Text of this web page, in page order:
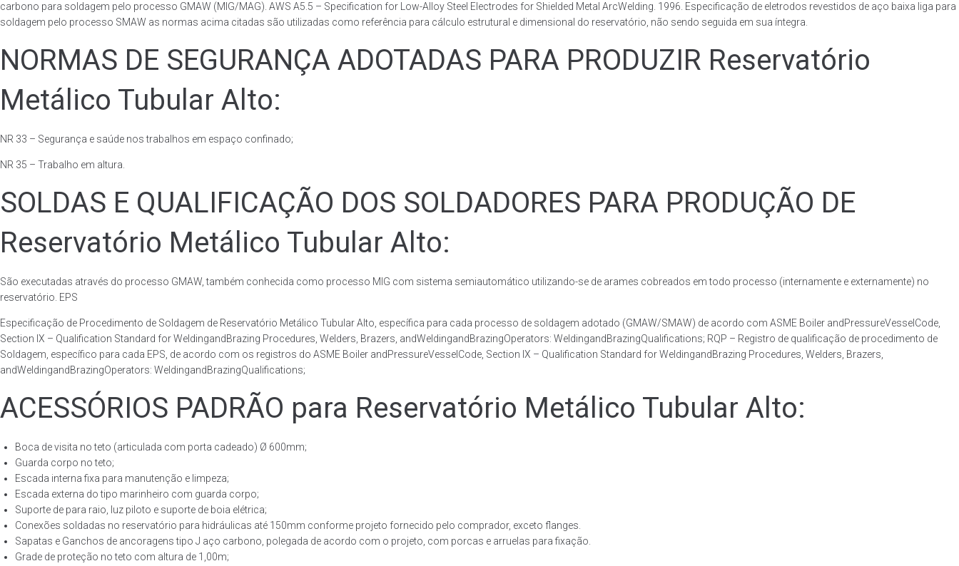
carbono para soldagem pelo processo GMAW (MIG/MAG). AWS A5.5 – Specification for Low-Alloy Steel Electrodes for Shielded Metal ArcWelding. 1996. Especificação de eletrodos revestidos de aço baixa liga para
soldagem pelo processo SMAW as normas acima citadas são utilizadas como referência para cálculo estrutural e dimensional do reservatório, não sendo seguida em sua íntegra.
NORMAS DE SEGURANÇA ADOTADAS PARA PRODUZIR Reservatório
Metálico Tubular Alto:
NR 33 – Segurança e saúde nos trabalhos em espaço confinado;
NR 35 – Trabalho em altura.
SOLDAS E QUALIFICAÇÃO DOS SOLDADORES PARA PRODUÇÃO DE
Reservatório Metálico Tubular Alto:
São executadas através do processo GMAW, também conhecida como processo MIG com sistema semiautomático utilizando-se de arames cobreados em todo processo (internamente e externamente) no
reservatório. EPS
Especificação de Procedimento de Soldagem de Reservatório Metálico Tubular Alto, específica para cada processo de soldagem adotado (GMAW/SMAW) de acordo com ASME Boiler andPressureVesselCode,
Section IX – Qualification Standard for WeldingandBrazing Procedures, Welders, Brazers, andWeldingandBrazingOperators: WeldingandBrazingQualifications; RQP – Registro de qualificação de procedimento de
Soldagem, específico para cada EPS, de acordo com os registros do ASME Boiler andPressureVesselCode, Section IX – Qualification Standard for WeldingandBrazing Procedures, Welders, Brazers,
andWeldingandBrazingOperators: WeldingandBrazingQualifications;
ACESSÓRIOS PADRÃO para Reservatório Metálico Tubular Alto:
Boca de visita no teto (articulada com porta cadeado) Ø 600mm;
Guarda corpo no teto;
Escada interna fixa para manutenção e limpeza;
Escada externa do tipo marinheiro com guarda corpo;
Suporte de para raio, luz piloto e suporte de boia elétrica;
Conexões soldadas no reservatório para hidráulicas até 150mm conforme projeto fornecido pelo comprador, exceto flanges.
Sapatas e Ganchos de ancoragens tipo J aço carbono, polegada de acordo com o projeto, com porcas e arruelas para fixação.
Grade de proteção no teto com altura de 1,00m;